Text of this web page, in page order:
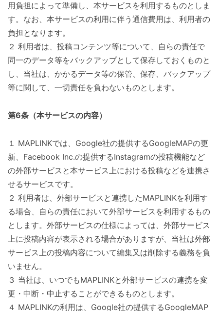
用負担によって準備し、本サービスを利用するものとしま
す。なお、本サービスの利用に伴う通信費用は、利用者の
負担となります。
２ 利用者は、投稿コンテンツ等について、自らの責任で
同一のデータ等をバックアップとして保存しておくものと
し、当社は、かかるデータ等の保管、保存、バックアップ
等に関して、一切責任を負わないものとします。
第6条（本サービスの内容）
１ MAPLINKでは、Google社の提供するGoogleMAPの更
新、Facebook Inc.の提供するInstagramの投稿機能など
の外部サービスと本サービス上における投稿などを連携さ
せるサービスです。
２ 利用者は、外部サービスと連携したMAPLINKを利用す
る場合、自らの責任において外部サービスを利用するもの
とします。外部サービスの仕様によっては、外部サービス
上に投稿内容が表示される場合がありますが、当社は外部
サービス上の投稿内容について編集又は削除する義務を負
いません。
３ 当社は、いつでもMAPLINKと外部サービスの連携を変
更・中断・中止することができるものとします。
４ MAPLINKの利用は、Google社の提供するGoogleMAP